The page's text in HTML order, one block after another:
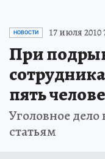
НОВОСТИ 17 июля 2010
При
пять
Уголовное
статьям